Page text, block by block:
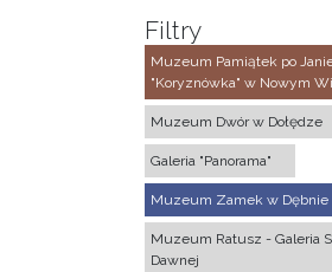
Filtry
Muzeum Pamiątek po
"Koryznówka" w Nowym
Muzeum Dwór w Dołędze
Galeria "Panorama"
Muzeum Zamek w Dębnie
Muzeum Ratusz - Galeria
Dawnej